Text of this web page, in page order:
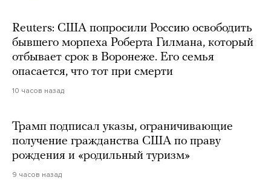
Reuters: США попросили Россию освободить
бывшего морпеха Роберта Гилмана, который
отбывает срок в Воронеже. Его семья
опасается, что тот при смерти
10 часов назад
Трамп подписал указы, ограничивающие
получение гражданства США по праву
рождения и «родильный туризм»
9 часов назад